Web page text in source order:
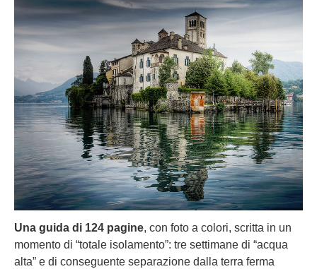
Una guida di 124 pagine, con foto a colori, scritta in un
momento di “totale isolamento”: tre settimane di “acqua
alta” e di conseguente separazione dalla terra ferma